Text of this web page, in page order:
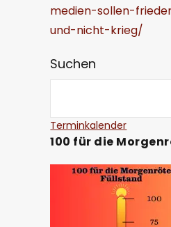
medien-sollen-
und-nicht-krieg/
Suchen
Terminkalender
100 für die